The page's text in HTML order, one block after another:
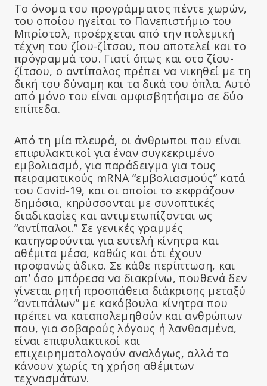
Το όνομα του προγράμματος πέντε χωρών,
του οποίου ηγείται το Πανεπιστήμιο του
Μπρίστολ, προέρχεται από την πολεμική
τέχνη του ζίου-ζίτσου, που αποτελεί και το
πρόγραμμά του. Γιατί όπως και στο ζίου-
ζίτσου, ο αντίπαλος πρέπει να νικηθεί με τη
δική του δύναμη και τα δικά του όπλα. Αυτό
από μόνο του είναι αμφισβητήσιμο σε δύο
επίπεδα.
Από τη μία πλευρά, οι άνθρωποι που είναι
επιφυλακτικοί για έναν συγκεκριμένο
εμβολιασμό, για παράδειγμα για τους
πειραματικούς mRNA “εμβολιασμούς” κατά
του Covid-19, και οι οποίοι το εκφράζουν
δημόσια, κηρύσσονται με συνοπτικές
διαδικασίες και αντιμετωπίζονται ως
“αντίπαλοι.” Σε γενικές γραμμές
κατηγορούνται για ευτελή κίνητρα και
αθέμιτα μέσα, καθώς και ότι έχουν
προφανώς άδικο. Σε κάθε περίπτωση, και
απ’ όσο μπόρεσα να διακρίνω, πουθενά δεν
γίνεται ρητή προσπάθεια διάκρισης μεταξύ
“αντιπάλων” με κακόβουλα κίνητρα που
πρέπει να καταπολεμηθούν και ανθρώπων
που, για σοβαρούς λόγους ή λανθασμένα,
είναι επιφυλακτικοί και
επιχειρηματολογούν αναλόγως, αλλά το
κάνουν χωρίς τη χρήση αθέμιτων
τεχνασμάτων.